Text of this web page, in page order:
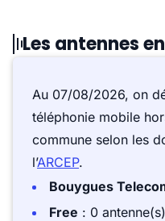
Les antennes
Au 07/08/2026, on
téléphonie mobile
commune selon les
l’ARCEP.
Bouygues
Free : 0